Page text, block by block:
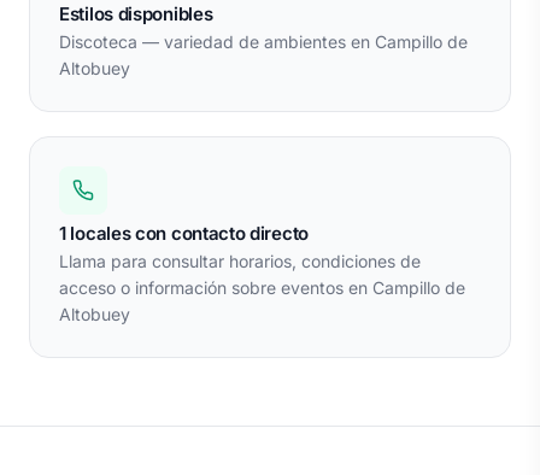
Estilos disponibles
Discoteca — variedad de ambientes en Campillo de
Altobuey
1 locales con contacto directo
Llama para consultar horarios, condiciones de
acceso o información sobre eventos en Campillo de
Altobuey